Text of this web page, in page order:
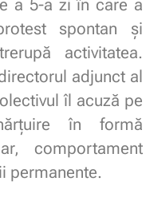
a 5-a zi în care a
spontan și
activitatea.
adjunct al
îl acuză pe
în formă
comportament
permanente.